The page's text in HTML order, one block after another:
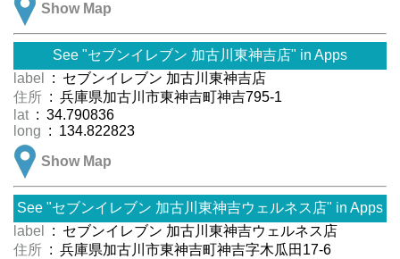
Show Map
See "セブンイレブン 加古川東神吉店" in Apps
label
: セブンイレブン 加古川東神吉店
住所 : 兵庫県加古川市東神吉町神吉795-1
lat : 34.790836
long : 134.822823
Show Map
See "セブンイレブン 加古川東神吉ウェルネス店" in Apps
label
: セブンイレブン 加古川東神吉ウェルネス店
住所 : 兵庫県加古川市東神吉町神吉字木瓜田17-6